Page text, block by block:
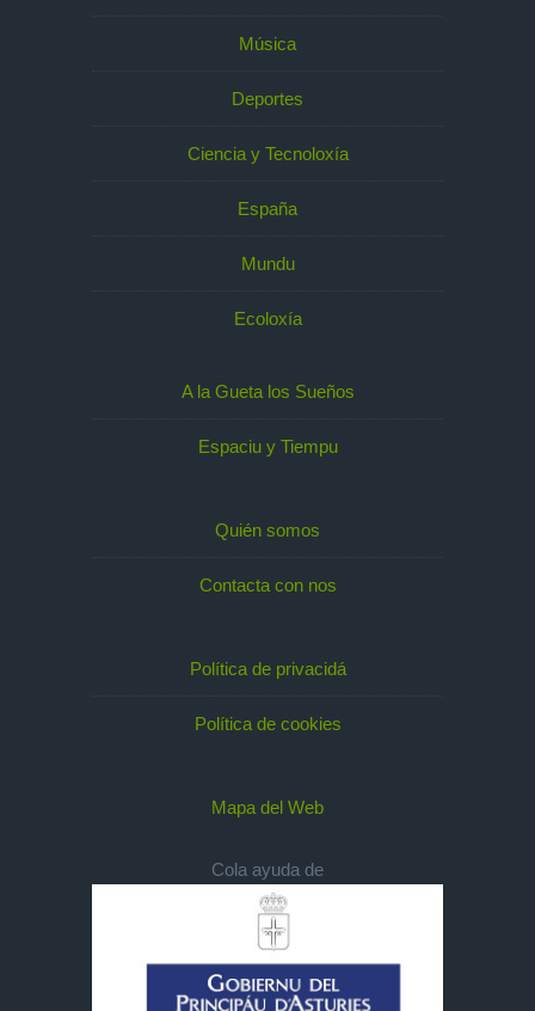
Música
Deportes
Ciencia y Tecnoloxía
España
Mundu
Ecoloxía
A la Gueta los Sueños
Espaciu y Tiempu
Quién somos
Contacta con nos
Política de privacidá
Política de cookies
Mapa del Web
Cola ayuda de